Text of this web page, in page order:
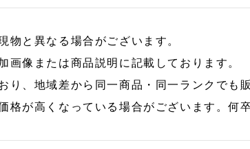
物と異なる場合がございます。
画像または商品説明に記載しております。
り、地域差から同一商品・同一ランクでも
格が高くなっている場合がございます。何